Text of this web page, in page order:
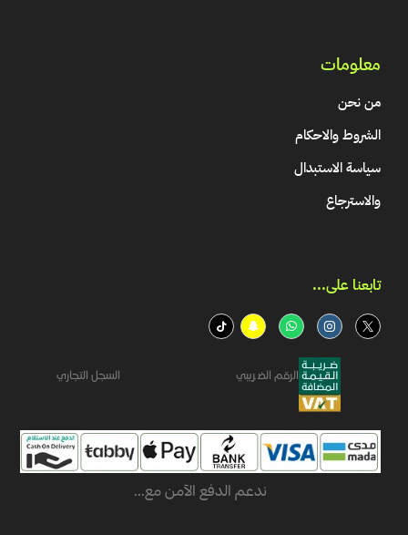
معلومات
من نحن
الشروط والاحكام
سياسة الاستبدال
والاسترجاع
تابعنا على...​
الرقم الضريبي السجل التجاري
ندعم الدفع الآمن مع...